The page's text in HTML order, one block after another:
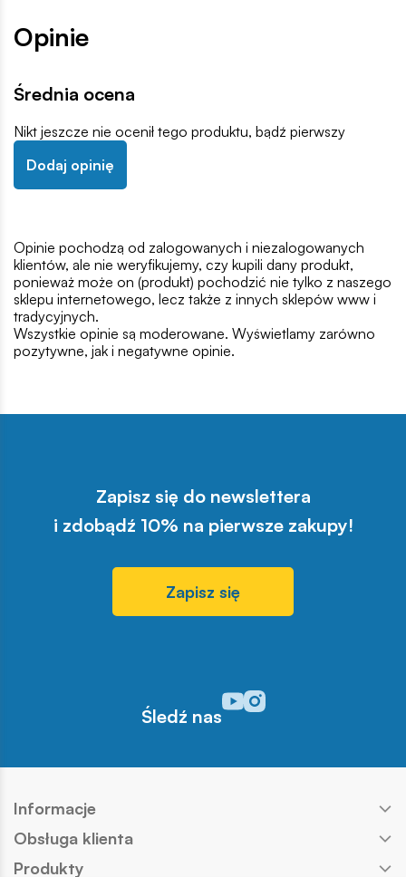
Opinie
Średnia ocena
Nikt jeszcze nie ocenił tego produktu, bądź pierwszy
Dodaj opinię
Opinie pochodzą od zalogowanych i niezalogowanych
klientów, ale nie weryfikujemy, czy kupili dany produkt,
ponieważ może on (produkt) pochodzić nie tylko z naszego
sklepu internetowego, lecz także z innych sklepów www i
tradycyjnych.
Wszystkie opinie są moderowane. Wyświetlamy zarówno
pozytywne, jak i negatywne opinie.
Zapisz się do newslettera
i zdobądź 10% na pierwsze zakupy!
Zapisz się
Śledź nas
Odwiedź nasz profil w
Odwiedź nasz profil w
Informacje
Obsługa klienta
Produkty